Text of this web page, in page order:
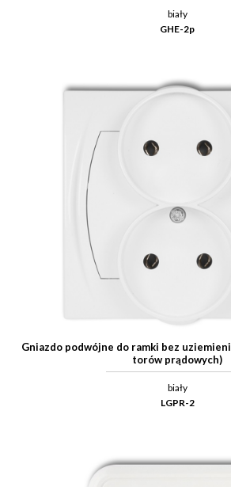
biały
GHE-2p
Gniazdo podwójne do ramki bez
torów prądowych)
biały
LGPR-2